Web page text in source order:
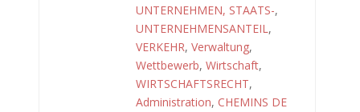
UNTERNEHMEN, STAATS-,
UNTERNEHMENSANTEIL,
VERKEHR, Verwaltung,
Wettbewerb, Wirtschaft,
WIRTSCHAFTSRECHT,
Administration, CHEMINS DE